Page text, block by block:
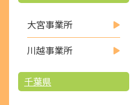
大宮事業所
川越事業所
千葉県